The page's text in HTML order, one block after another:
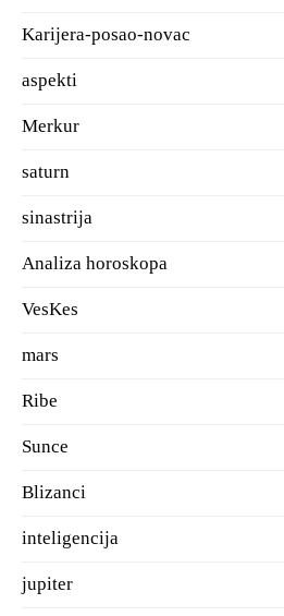
Karijera-posao-novac
aspekti
Merkur
saturn
sinastrija
Analiza horoskopa
VesKes
mars
Ribe
Sunce
Blizanci
inteligencija
jupiter